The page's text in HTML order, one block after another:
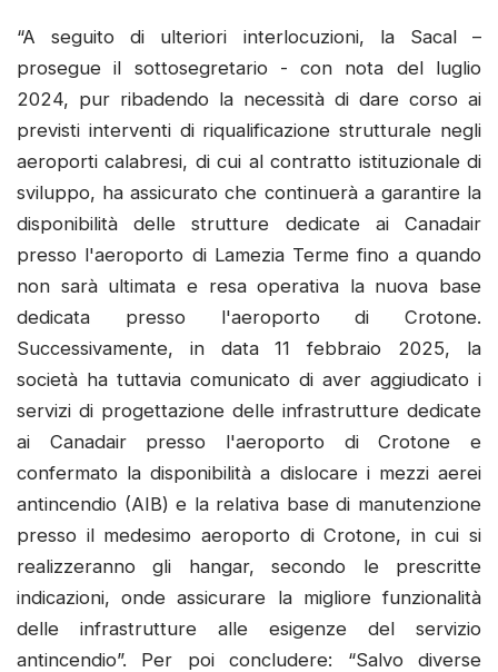
“A seguito di ulteriori interlocuzioni, la Sacal –
prosegue il sottosegretario - con nota del luglio
2024, pur ribadendo la necessità di dare corso ai
previsti interventi di riqualificazione strutturale negli
aeroporti calabresi, di cui al contratto istituzionale di
sviluppo, ha assicurato che continuerà a garantire la
disponibilità delle strutture dedicate ai Canadair
presso l'aeroporto di Lamezia Terme fino a quando
non sarà ultimata e resa operativa la nuova base
dedicata presso l'aeroporto di Crotone.
Successivamente, in data 11 febbraio 2025, la
società ha tuttavia comunicato di aver aggiudicato i
servizi di progettazione delle infrastrutture dedicate
ai Canadair presso l'aeroporto di Crotone e
confermato la disponibilità a dislocare i mezzi aerei
antincendio (AIB) e la relativa base di manutenzione
presso il medesimo aeroporto di Crotone, in cui si
realizzeranno gli hangar, secondo le prescritte
indicazioni, onde assicurare la migliore funzionalità
delle infrastrutture alle esigenze del servizio
antincendio”. Per poi concludere: “Salvo diverse